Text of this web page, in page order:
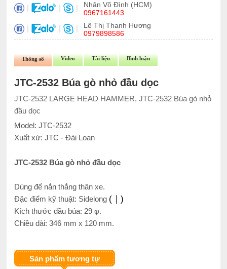
| | |
Nhân Võ Đình (HCM)
0967161443
| | |
Lê Thị Thanh Hương
0979898586
Thông số Video Tài liệu Bình luận
JTC-2532 Búa gò nhỏ đầu dọc
JTC-2532 LARGE HEAD HAMMER, JTC-2532 Búa gò nhỏ
đầu dọc
Model: JTC-2532
Xuất xứ: JTC - Đài Loan
JTC-2532 Búa gò nhỏ đầu dọc
Dùng để nắn thẳng thân xe.
Đặc điểm kỹ thuật: Sidelong (｜)
Kích thước đầu búa: 29 φ.
Chiều dài: 346 mm x 120 mm.
Sản phẩm tương tự